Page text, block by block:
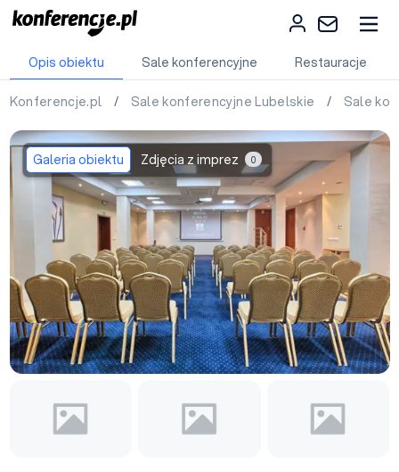
Opis obiektu Sale konferencyjne Restauracje
Konferencje.pl / Sale konferencyjne Lubelskie / Sale
Galeria obiektu Zdjęcia z imprez 0